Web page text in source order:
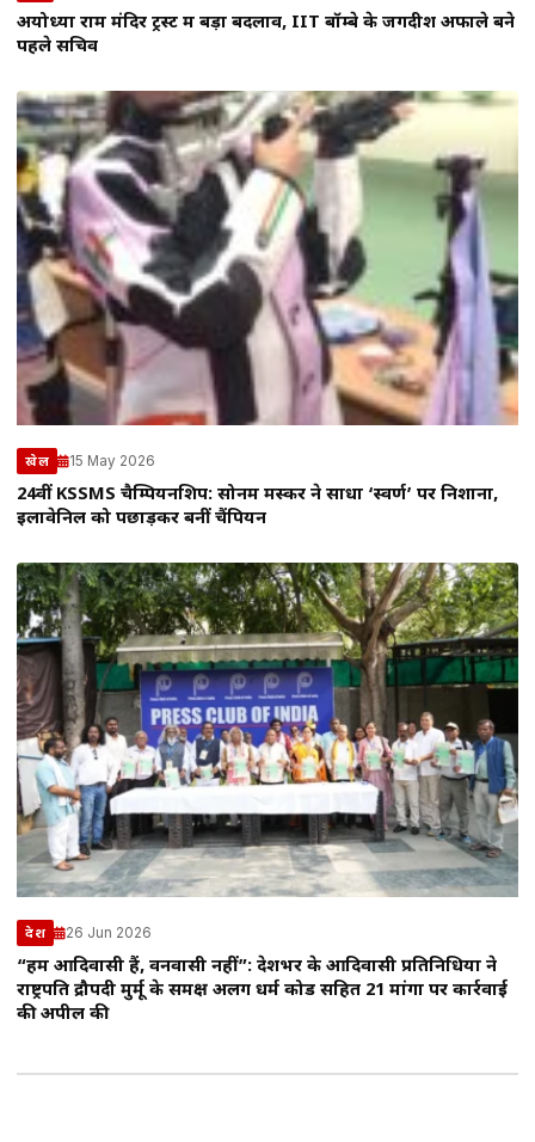
अयोध्या राम मंदिर ट्रस्ट में बड़ा बदलाव, IIT बॉम्बे के जगदीश अफाले बने
पहले सचिव
खेल 15 May 2026
24वीं KSSMS चैम्पियनशिप: सोनम मस्कर ने साधा ‘स्वर्ण’ पर निशाना,
इलावेनिल को पछाड़कर बनीं चैंपियन
देश 26 Jun 2026
“हम आदिवासी हैं, वनवासी नहीं”: देशभर के आदिवासी प्रतिनिधियों ने
राष्ट्रपति द्रौपदी मुर्मू के समक्ष अलग धर्म कोड सहित 21 मांगों पर कार्रवाई
की अपील की